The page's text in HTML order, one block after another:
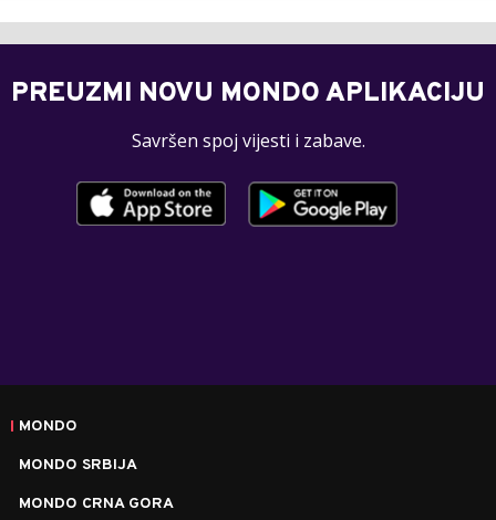
PREUZMI NOVU MONDO APLIKACIJU
Savršen spoj vijesti i zabave.
MONDO
MONDO SRBIJA
MONDO CRNA GORA